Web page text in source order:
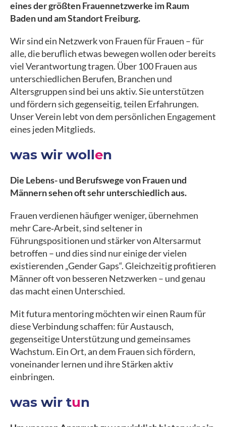
eines der größten Frauennetzwerke im Raum
Baden und am Standort Freiburg.
Wir sind ein Netzwerk von Frauen für Frauen – für
alle, die beruflich etwas bewegen wollen oder bereits
viel Verantwortung tragen. Über 100 Frauen aus
unterschiedlichen Berufen, Branchen und
Altersgruppen sind bei uns aktiv. Sie unterstützen
und fördern sich gegenseitig, teilen Erfahrungen.
Unser Verein lebt von dem persönlichen Engagement
eines jeden Mitglieds.
was wir wollen
Die Lebens- und Berufswege von Frauen und
Männern sehen oft sehr unterschiedlich aus.
Frauen verdienen häufiger weniger, übernehmen
mehr Care‑Arbeit, sind seltener in
Führungspositionen und stärker von Altersarmut
betroffen – und dies sind nur einige der vielen
existierenden „Gender Gaps“. Gleichzeitig profitieren
Männer oft von besseren Netzwerken – und genau
das macht einen Unterschied.
Mit futura mentoring möchten wir einen Raum für
diese Verbindung schaffen: für Austausch,
gegenseitige Unterstützung und gemeinsames
Wachstum. Ein Ort, an dem Frauen sich fördern,
voneinander lernen und ihre Stärken aktiv
einbringen.
was wir tun